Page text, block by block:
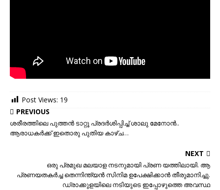
Post Views: 19
PREVIOUS
ശരീരത്തിലെ പുത്തന്‍ ടാറ്റൂ പ്രദര്‍ശിപ്പിച്ച് ശാലു മേനോന്‍..
ആരാധകര്‍ക്ക് ഇതൊരു പുതിയ കാഴ്ച…
NEXT
ഒരു പ്രമുഖ മലയാള നടനുമായി പ്രണ യത്തിലായി. ആ
പ്രണയതകർച്ച തെന്നിന്ത്യൻ സിനിമ ഉപേക്ഷിക്കാൻ തീരുമാനിച്ചു.
ഡ്രാക്കുളയിലെ നടിയുടെ ഇപ്പോഴുത്തെ അവസ്ഥ